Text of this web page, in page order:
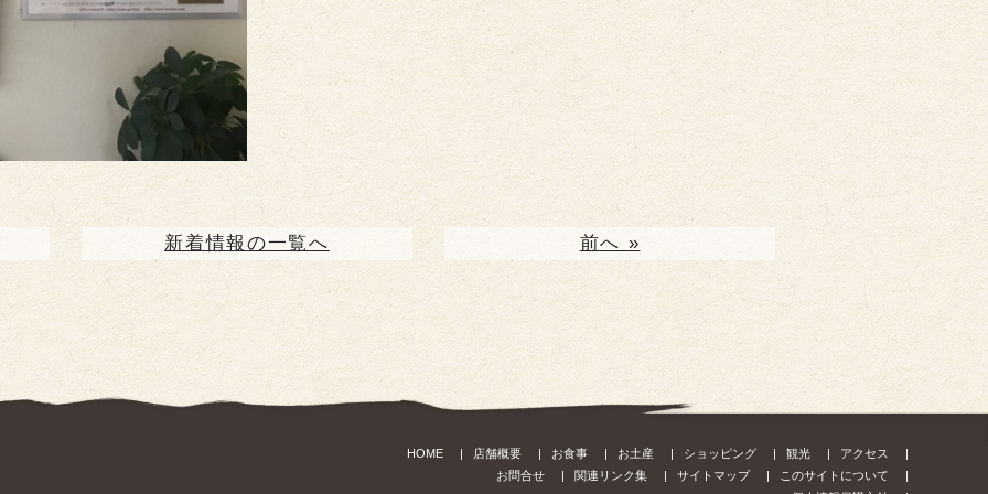
新着情報の一覧へ 前へ »
HOME 店舗概要 お食事 お土産 ショッピング 観光
アクセス
お問合せ
関連リンク集 サイトマップ
このサイトについて